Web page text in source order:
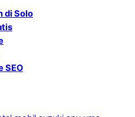
di Solo
SEO